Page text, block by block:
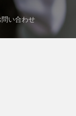
問い合わせ